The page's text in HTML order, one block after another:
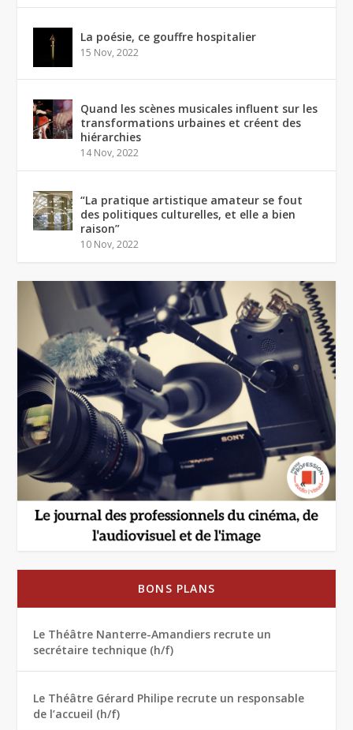
La poésie, ce gouffre hospitalier
15 Nov, 2022
Quand les scènes musicales influent sur les
transformations urbaines et créent des
hiérarchies
14 Nov, 2022
“La pratique artistique amateur se fout
des politiques culturelles, et elle a bien
raison”
10 Nov, 2022
BONS PLANS
Le Théâtre Nanterre-Amandiers recrute un
secrétaire technique (h/f)
Le Théâtre Gérard Philipe recrute un responsable
de l’accueil (h/f)